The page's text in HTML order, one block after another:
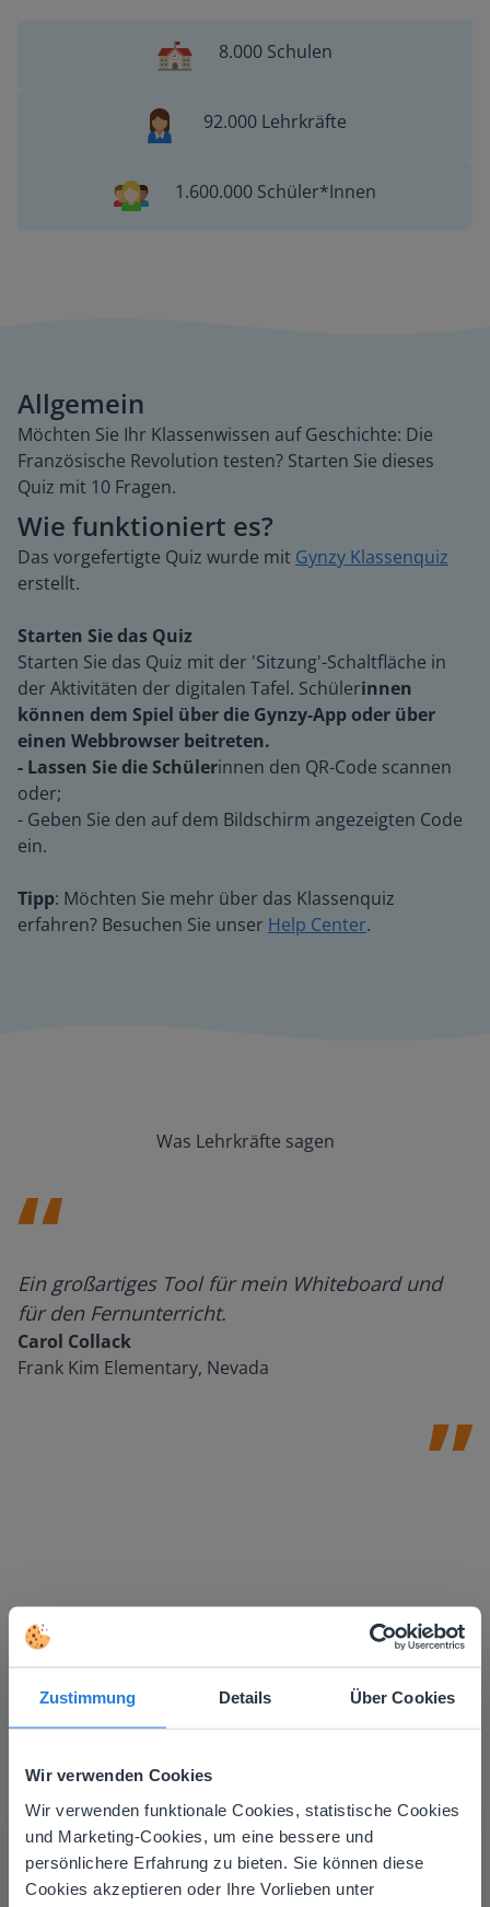
Zustimmung Details Über Cookies
Wir verwenden Cookies
Wir verwenden funktionale Cookies, statistische Cookies
und Marketing-Cookies, um eine bessere und
persönlichere Erfahrung zu bieten. Sie können diese
Cookies akzeptieren oder Ihre Vorlieben unter
8.000 Schulen
92.000 Lehrkräfte
1.600.000 Schüler*Innen
Allgemein
Möchten Sie Ihr Klassenwissen auf Geschichte: Die
Französische Revolution testen? Starten Sie dieses
Quiz mit 10 Fragen.
Wie funktioniert es?
Das vorgefertigte Quiz wurde mit Gynzy Klassenquiz
erstellt.
Starten Sie das Quiz
Starten Sie das Quiz mit der 'Sitzung'-Schaltfläche in
der Aktivitäten der digitalen Tafel. Schülerinnen
können dem Spiel über die Gynzy-App oder über
einen Webbrowser beitreten.
- Lassen Sie die Schülerinnen den QR-Code scannen
oder;
- Geben Sie den auf dem Bildschirm angezeigten Code
ein.
Tipp: Möchten Sie mehr über das Klassenquiz
erfahren? Besuchen Sie unser Help Center.
Was Lehrkräfte sagen
Ein großartiges Tool für mein Whiteboard und
für den Fernunterricht.
Carol Collack
Frank Kim Elementary, Nevada
Mehr entdecken !
Tagesplaner: Sommer
This website doesn't match
your location